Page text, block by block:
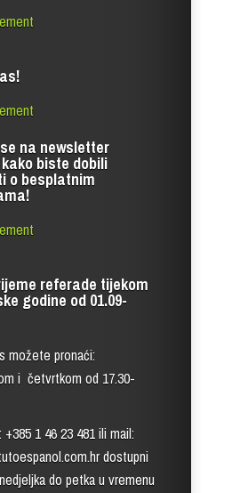
na newsletter
biste dobili
o besplatnim
referade tijekom
godine od 01.09-
možete pronaći:
i četvrtkom od 17.30-
1 46 23 481 ili mail:
dostupni
do petka u vremenu